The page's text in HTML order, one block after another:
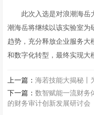
此次入选是对浪潮海岳
潮海岳将继续以该实验室为
趋势，充分释放企业服务大
和数字化转型，最终实现大
上一篇：海若技能大揭秘丨
下一篇：数智赋能一流财务
的财务审计创新发展研讨会